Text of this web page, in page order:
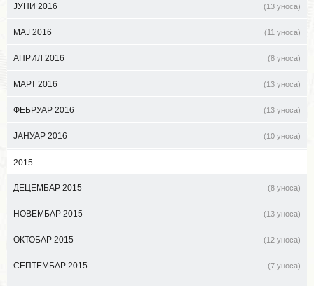
ЈУНИ 2016 (13 уноса)
МАЈ 2016 (11 уноса)
АПРИЛ 2016 (8 уноса)
МАРТ 2016 (13 уноса)
ФЕБРУАР 2016 (13 уноса)
ЈАНУАР 2016 (10 уноса)
2015
ДЕЦЕМБАР 2015 (8 уноса)
НОВЕМБАР 2015 (13 уноса)
ОКТОБАР 2015 (12 уноса)
СЕПТЕМБАР 2015 (7 уноса)